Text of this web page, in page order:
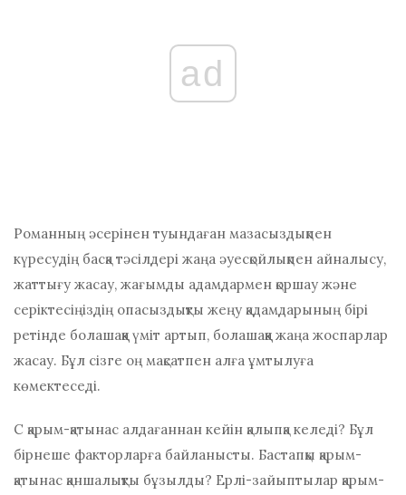
ad
Романның әсерінен туындаған мазасыздықпен
күресудің басқа тәсілдері жаңа әуесқойлықпен айналысу,
жаттығу жасау, жағымды адамдармен қоршау және
серіктесіңіздің опасыздықты жеңу қадамдарының бірі
ретінде болашаққа үміт артып, болашаққа жаңа жоспарлар
жасау. Бұл сізге оң мақсатпен алға ұмтылуға
көмектеседі.
C қарым-қатынас алдағаннан кейін қалыпқа келеді? Бұл
бірнеше факторларға байланысты. Бастапқы қарым-
қатынас қаншалықты бұзылды? Ерлі-зайыптылар қарым-